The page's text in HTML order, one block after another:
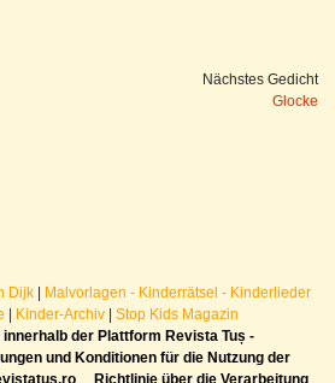
Nächstes Gedicht
Glocke
Dijk
Malvorlagen - Kinderrätsel - Kinderlieder
Kinder-Archiv
Stop Kids Magazin
der Plattform Revista Tuș -
und Konditionen für die Nutzung der
Richtlinie über die Verarbeitung